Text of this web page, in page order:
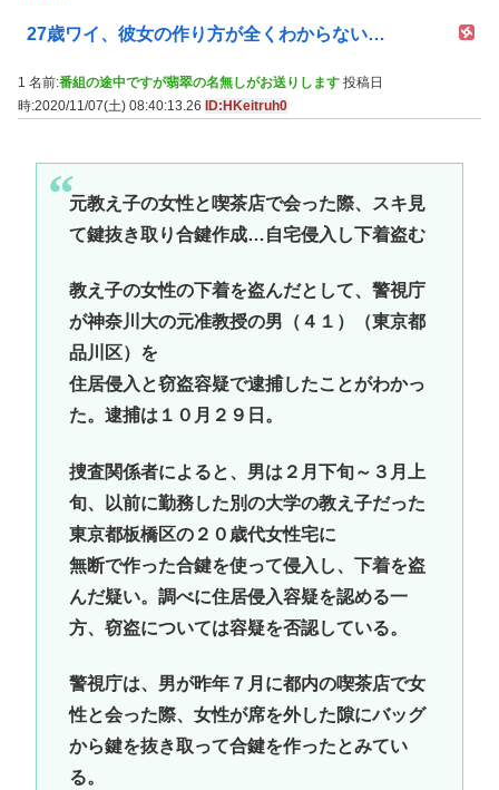
27歳ワイ、彼女の作り方が全くわからない…
1 名前:番組の途中ですが翡翠の名無しがお送りします 投稿日
時:2020/11/07(土) 08:40:13.26
ID:HKeitruh0
元教え子の女性と喫茶店で会った際、スキ見
て鍵抜き取り合鍵作成…自宅侵入し下着盗む
教え子の女性の下着を盗んだとして、警視庁
が神奈川大の元准教授の男（４１）（東京都
品川区）を
住居侵入と窃盗容疑で逮捕したことがわかっ
た。逮捕は１０月２９日。
捜査関係者によると、男は２月下旬～３月上
旬、以前に勤務した別の大学の教え子だった
東京都板橋区の２０歳代女性宅に
無断で作った合鍵を使って侵入し、下着を盗
んだ疑い。調べに住居侵入容疑を認める一
方、窃盗については容疑を否認している。
警視庁は、男が昨年７月に都内の喫茶店で女
性と会った際、女性が席を外した隙にバッグ
から鍵を抜き取って合鍵を作ったとみてい
る。